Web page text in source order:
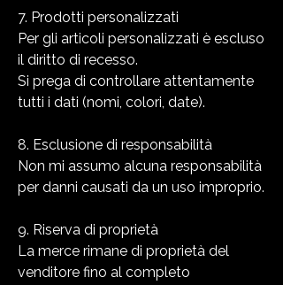
7. Prodotti personalizzati
Per gli articoli personalizzati è escluso
il diritto di recesso.
Si prega di controllare attentamente
tutti i dati (nomi, colori, date).
8. Esclusione di responsabilità
Non mi assumo alcuna responsabilità
per danni causati da un uso improprio.
9. Riserva di proprietà
La merce rimane di proprietà del
venditore fino al completo